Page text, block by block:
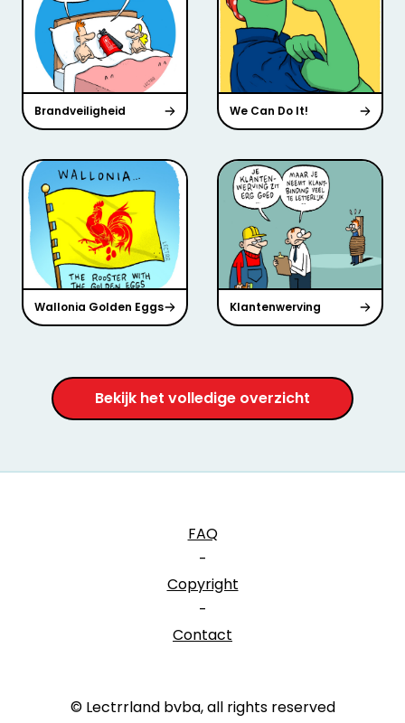
Brandveiligheid We Can Do It!
Wallonia Golden Eggs Klantenwerving
Bekijk het volledige overzicht
FAQ
-
Copyright
-
Contact
© Lectrrland bvba, all rights reserved